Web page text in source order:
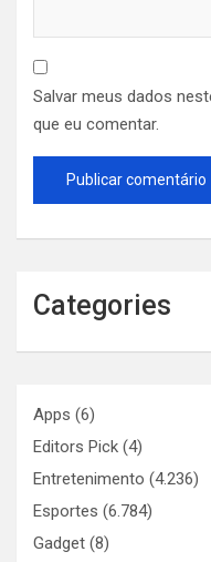
Salvar meus dados
que eu comentar.
Categories
Apps (6)
Editors Pick (4)
Entretenimento (4.236)
Esportes (6.784)
Gadget (8)